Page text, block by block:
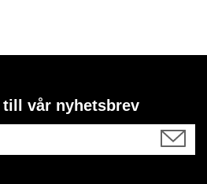
vår nyhetsbrev